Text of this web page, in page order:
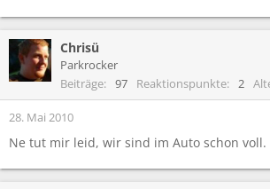
Chrisü
Parkrocker
Beiträge
97 Reaktionspunkte 2
28. Mai 2010
Ne tut mir leid, wir sind im Auto schon voll.